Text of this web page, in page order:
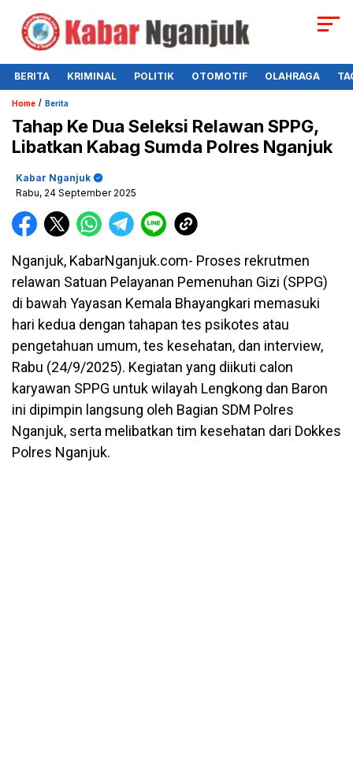
BERITA KRIMINAL POLITIK OTOMOTIF OLAHRAGA
Home / Berita
Tahap Ke Dua Seleksi Relawan SPPG,
Libatkan Kabag Sumda Polres Nganjuk
Kabar Nganjuk
Rabu, 24 September 2025
Nganjuk, KabarNganjuk.com- Proses rekrutmen
relawan Satuan Pelayanan Pemenuhan Gizi (SPPG)
di bawah Yayasan Kemala Bhayangkari memasuki
hari kedua dengan tahapan tes psikotes atau
pengetahuan umum, tes kesehatan, dan interview,
Rabu (24/9/2025). Kegiatan yang diikuti calon
karyawan SPPG untuk wilayah Lengkong dan Baron
ini dipimpin langsung oleh Bagian SDM Polres
Nganjuk, serta melibatkan tim kesehatan dari Dokkes
Polres Nganjuk.